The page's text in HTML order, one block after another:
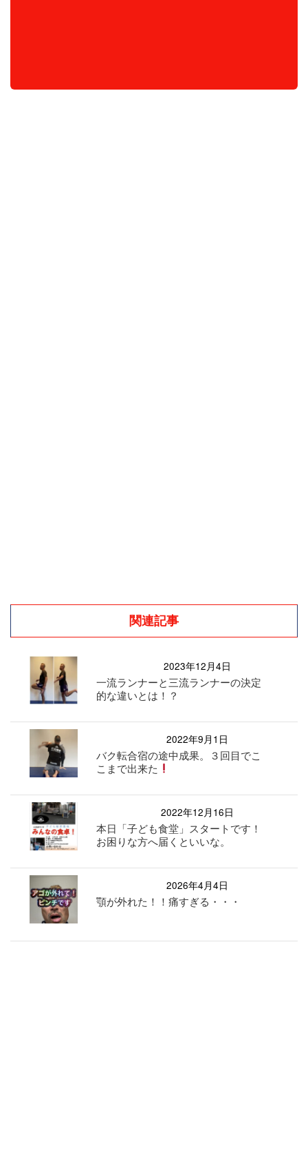
関連記事
2023年12月4日
一流ランナーと三流ランナーの決定
的な違いとは！？
2022年9月1日
バク転合宿の途中成果。３回目でこ
こまで出来た
2022年12月16日
本日「子ども食堂」スタートです！
お困りな方へ届くといいな。
2026年4月4日
顎が外れた！！痛すぎる・・・